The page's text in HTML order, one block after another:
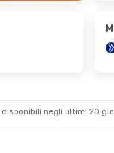
PAS
- BLQ
negli ultimi 20